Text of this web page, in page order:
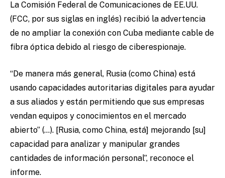
La Comisión Federal de Comunicaciones de EE.UU.
(FCC, por sus siglas en inglés) recibió la advertencia
de no ampliar la conexión con Cuba mediante cable de
fibra óptica debido al riesgo de ciberespionaje.
“De manera más general, Rusia (como China) está
usando capacidades autoritarias digitales para ayudar
a sus aliados y están permitiendo que sus empresas
vendan equipos y conocimientos en el mercado
abierto” (…). [Rusia, como China, está] mejorando [su]
capacidad para analizar y manipular grandes
cantidades de información personal”, reconoce el
informe.